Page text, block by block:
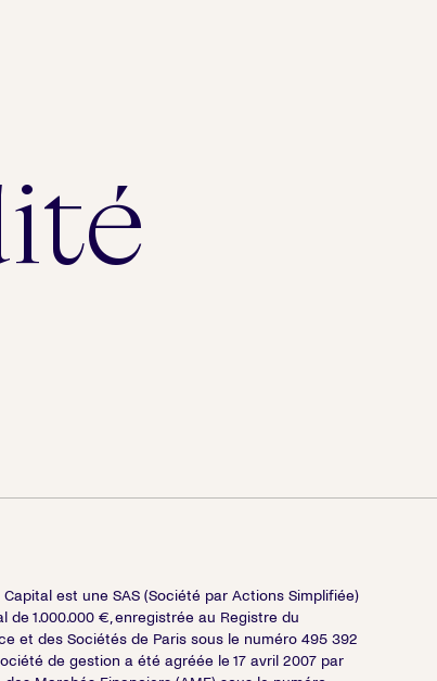
Capital est une SAS (Société par Actions Simplifiée)
de 1.000.000 €, enregistrée au Registre du
et des Sociétés de Paris sous le numéro 495 392
de gestion a été agréée le 17 avril 2007 par